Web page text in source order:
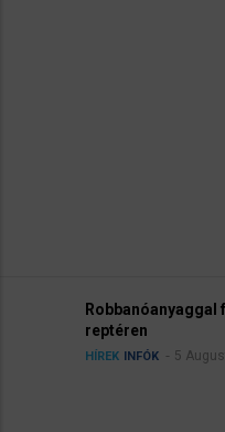
felszerelt drónt
5 August 2026